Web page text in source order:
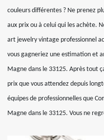
couleurs différentes ? Ne prenez
aux prix ou à celui qui les achète.
art jewelry vintage professionnel
vous gagneriez une estimation et
Magne dans le 33125. Après tout
prix que vous attendez depuis
équipes de professionnelles que
Magne dans le 33125. Vous ne